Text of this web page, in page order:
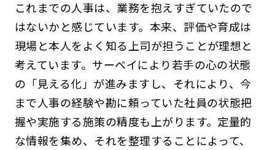
これまでの人事は、業務を抱えすぎていたので
はないかと感じています。本来、評価や育成は
現場と本人をよく知る上司が担うことが理想と
考えています。サーベイにより若手の心の状態
の「見える化」が進みますし、それにより、今
まで人事の経験や勘に頼っていた社員の状態把
握や実施する施策の精度も上がります。定量的
な情報を集め、それを整理することによって、